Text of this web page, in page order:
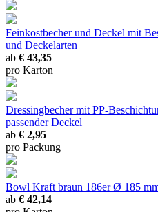
Feinkostbecher und Deckel mit
und Deckelarten
ab € 43,35
pro Karton
Dressingbecher mit PP-
passender Deckel
ab € 2,95
pro Packung
Bowl Kraft braun 186erØ 185
ab € 42,14